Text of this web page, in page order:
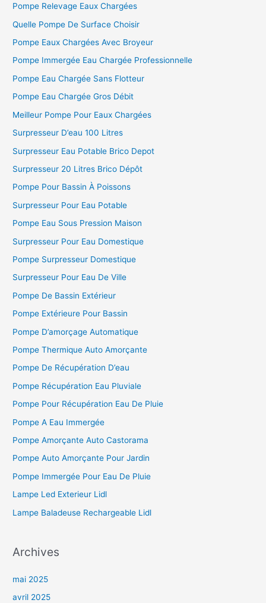
Pompe Relevage Eaux Chargées
Quelle Pompe De Surface Choisir
Pompe Eaux Chargées Avec Broyeur
Pompe Immergée Eau Chargée Professionnelle
Pompe Eau Chargée Sans Flotteur
Pompe Eau Chargée Gros Débit
Meilleur Pompe Pour Eaux Chargées
Surpresseur D’eau 100 Litres
Surpresseur Eau Potable Brico Depot
Surpresseur 20 Litres Brico Dépôt
Pompe Pour Bassin À Poissons
Surpresseur Pour Eau Potable
Pompe Eau Sous Pression Maison
Surpresseur Pour Eau Domestique
Pompe Surpresseur Domestique
Surpresseur Pour Eau De Ville
Pompe De Bassin Extérieur
Pompe Extérieure Pour Bassin
Pompe D’amorçage Automatique
Pompe Thermique Auto Amorçante
Pompe De Récupération D’eau
Pompe Récupération Eau Pluviale
Pompe Pour Récupération Eau De Pluie
Pompe A Eau Immergée
Pompe Amorçante Auto Castorama
Pompe Auto Amorçante Pour Jardin
Pompe Immergée Pour Eau De Pluie
Lampe Led Exterieur Lidl
Lampe Baladeuse Rechargeable Lidl
Archives
mai 2025
avril 2025